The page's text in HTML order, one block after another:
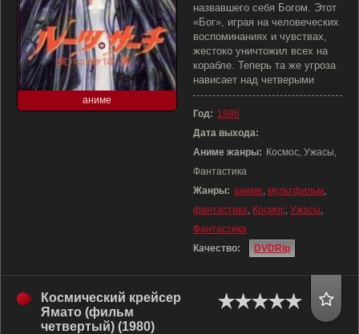
аниме
назвавшего себя Богом. Этот
«Бог», играя на человеческих
воспоминаниях и чувствах,
жестоко уничтожил всех на
корабле. Теперь та же угроза
нависает над четверыми
Год: 1986
Дата выхода:
Аниме жанры: Космос, Ужасы,
Фантастика
Жанры: аниме, мультфильм,
фантастика, Космос, Ужасы,
Фантастика
Качество:
DVDRip
Космический крейсер
Ямато (фильм
четвертый) (1980)